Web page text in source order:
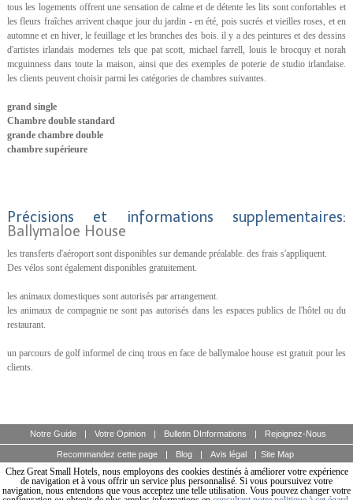
tous les logements offrent une sensation de calme et de détente les lits sont confortables et
les fleurs fraîches arrivent chaque jour du jardin - en été, pois sucrés et vieilles roses, et en
automne et en hiver, le feuillage et les branches des bois. il y a des peintures et des dessins
d'artistes irlandais modernes tels que pat scott, michael farrell, louis le brocquy et norah
mcguinness dans toute la maison, ainsi que des exemples de poterie de studio irlandaise.
les clients peuvent choisir parmi les catégories de chambres suivantes.
grand single
Chambre double standard
grande chambre double
chambre supérieure
Précisions et informations supplementaires:
Ballymaloe House
les transferts d'aéroport sont disponibles sur demande préalable. des frais s'appliquent.
Des vélos sont également disponibles gratuitement.
les animaux domestiques sont autorisés par arrangement.
les animaux de compagnie ne sont pas autorisés dans les espaces publics de l'hôtel ou du
restaurant.
un parcours de golf informel de cinq trous en face de ballymaloe house est gratuit pour les
clients.
Notre Guide | Votre Opinion | Bulletin DInformations | Rejoignez-Nous
Recommandez cette page | Blog | Avis légal | Site Map
A unique guide of boutique hotels of the world, design and charming hotels for discerning
travellers.
© Copyright 2003 - 2026 World Travellers On Line S.L.
Chez Great Small Hotels, nous employons des cookies destinés à améliorer votre expérience
de navigation et à vous offrir un service plus personnalisé. Si vous poursuivez votre
navigation, nous entendons que vous acceptez une telle utilisation. Vous pouvez changer votre